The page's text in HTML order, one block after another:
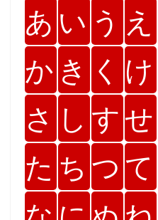
あ い う え
か き く け
さ し すせ
た ち つ て